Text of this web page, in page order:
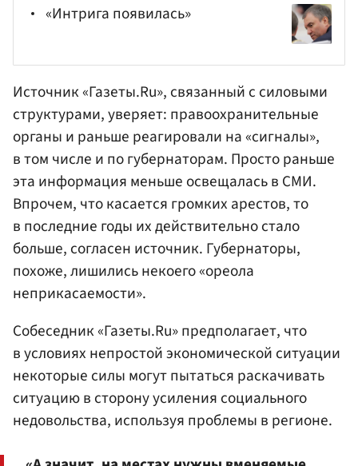
«Интрига появилась»
Источник «Газеты.Ru», связанный с силовыми
структурами, уверяет: правоохранительные
органы и раньше реагировали на «сигналы»,
в том числе и по губернаторам. Просто раньше
эта информация меньше освещалась в СМИ.
Впрочем, что касается громких арестов, то
в последние годы их действительно стало
больше, согласен источник. Губернаторы,
похоже, лишились некоего «ореола
неприкасаемости».
Собеседник «Газеты.Ru» предполагает, что
в условиях непростой экономической ситуации
некоторые силы могут пытаться раскачивать
ситуацию в сторону усиления социального
недовольства, используя проблемы в регионе.